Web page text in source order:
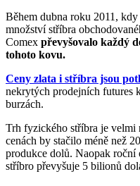
Během dubna roku 2011,
množství stříbra
Comex převyšovalo každý
tohoto kovu.
Ceny zlata i stříbra jsou
nekrytých prodejních futures
burzách.
Trh fyzického stříbra je velmi
cenách by stačilo méně než
produkce dolů. Naopak roční
stříbro převyšuje 5 bilionů